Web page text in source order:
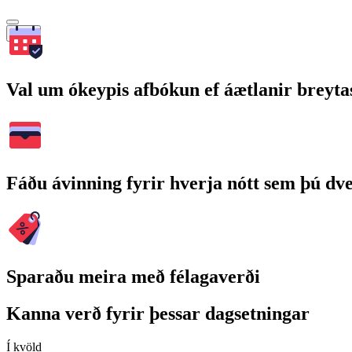
Leita
Val um ókeypis afbókun ef áætlanir
Fáðu ávinning fyrir hverja nótt sem þú
Sparaðu meira með félagaverði
Kanna verð fyrir þessar dagsetningar
Í kvöld